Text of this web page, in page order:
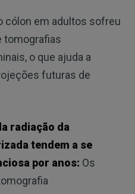
cólon em adultos sofreu
tomografias
o que ajuda a
futuras de
radiação da
tendem a se
por anos: Os